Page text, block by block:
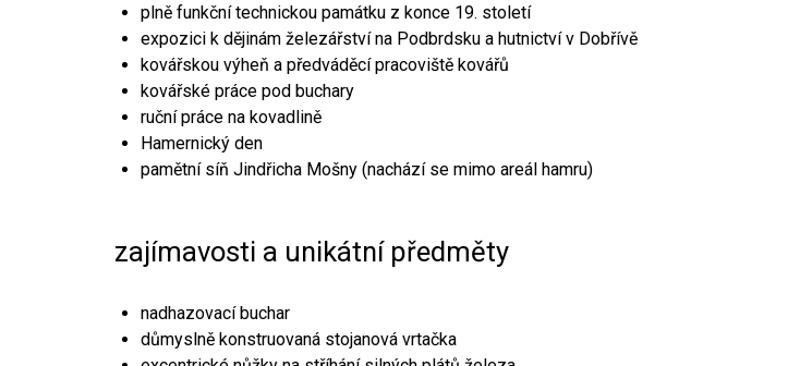
plně funkční technickou památku z konce 19. století
expozici k dějinám železářství na Podbrdsku a hutnictví v Dobřívě
kovářskou výheň a předváděcí pracoviště kovářů
kovářské práce pod buchary
ruční práce na kovadlině
Hamernický den
pamětní síň Jindřicha Mošny (nachází se mimo areál hamru)
zajímavosti a unikátní předměty
nadhazovací buchar
důmyslně konstruovaná stojanová vrtačka